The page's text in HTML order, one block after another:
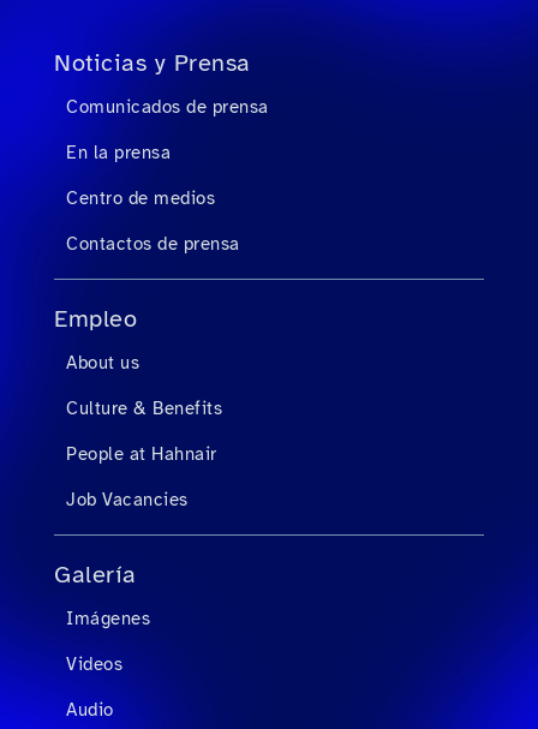
Noticias y Prensa
Comunicados de prensa
En la prensa
Centro de medios
Contactos de prensa
Empleo
About us
Culture & Benefits
People at Hahnair
Job Vacancies
Galería
Imágenes
Videos
Audio